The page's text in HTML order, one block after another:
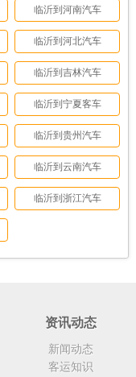
临沂到河南汽车
临沂到河北汽车
临沂到吉林汽车
临沂到宁夏客车
临沂到贵州汽车
临沂到云南汽车
临沂到浙江汽车
资讯动态
新闻动态
客运知识